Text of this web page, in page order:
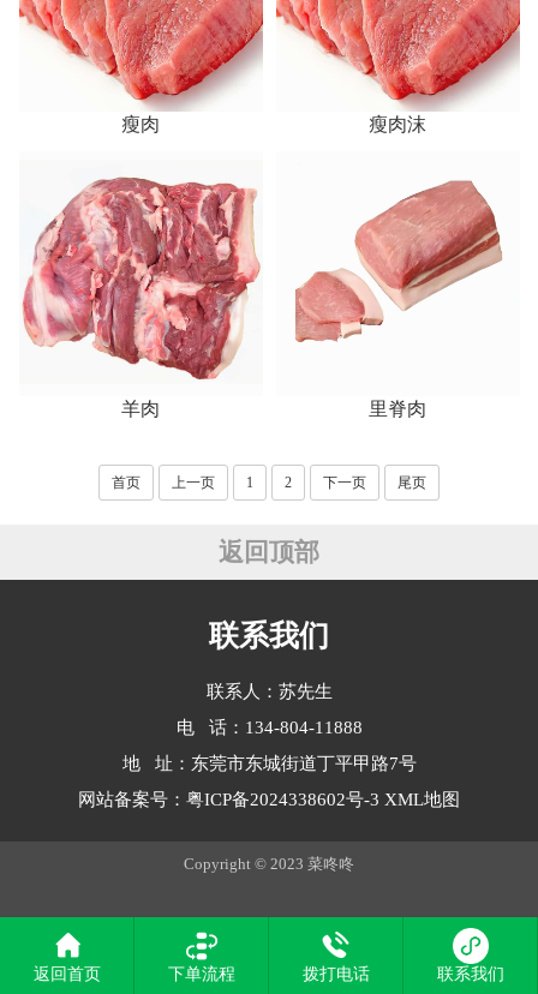
瘦肉 瘦肉沫
羊肉 里脊肉
首页 上一页 1 2 下一页 尾页
返回顶部
联系我们
联系人：苏先生
电 话：134-804-11888
地 址：东莞市东城街道丁平甲路7号
网站备案号： 粤ICP备2024338602号-3 XML地图
Copyright © 2023 菜咚咚
返回首页 下单流程 拨打电话 联系我们